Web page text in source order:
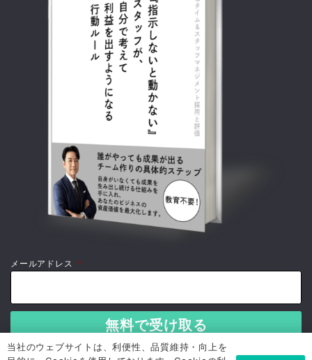
メールアドレス *
当社のウェブサイトは、利便性、品質維持・向上を